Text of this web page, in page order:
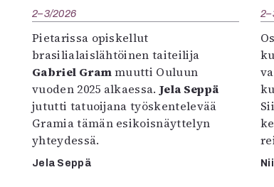
2–3/2026
Pietarissa opiskellut
brasilialaislähtöinen taiteilija
Gabriel Grammuutti Ouluun
vuoden 2025 alkaessa.Jela Seppä
jututti tatuoijana työskentelevää
Gramia tämän esikoisnäyttelyn
yhteydessä.
Jela Seppä